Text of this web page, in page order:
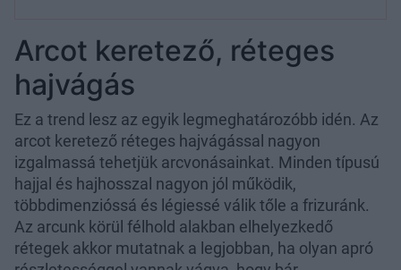
Arcot keretező, réteges
hajvágás
Ez a trend lesz az egyik legmeghatározóbb idén. Az
arcot keretező réteges hajvágással nagyon
izgalmassá tehetjük arcvonásainkat. Minden típusú
hajjal és hajhosszal nagyon jól működik,
többdimenzióssá és légiessé válik tőle a frizuránk.
Az arcunk körül félhold alakban elhelyezkedő
rétegek akkor mutatnak a legjobban, ha olyan apró